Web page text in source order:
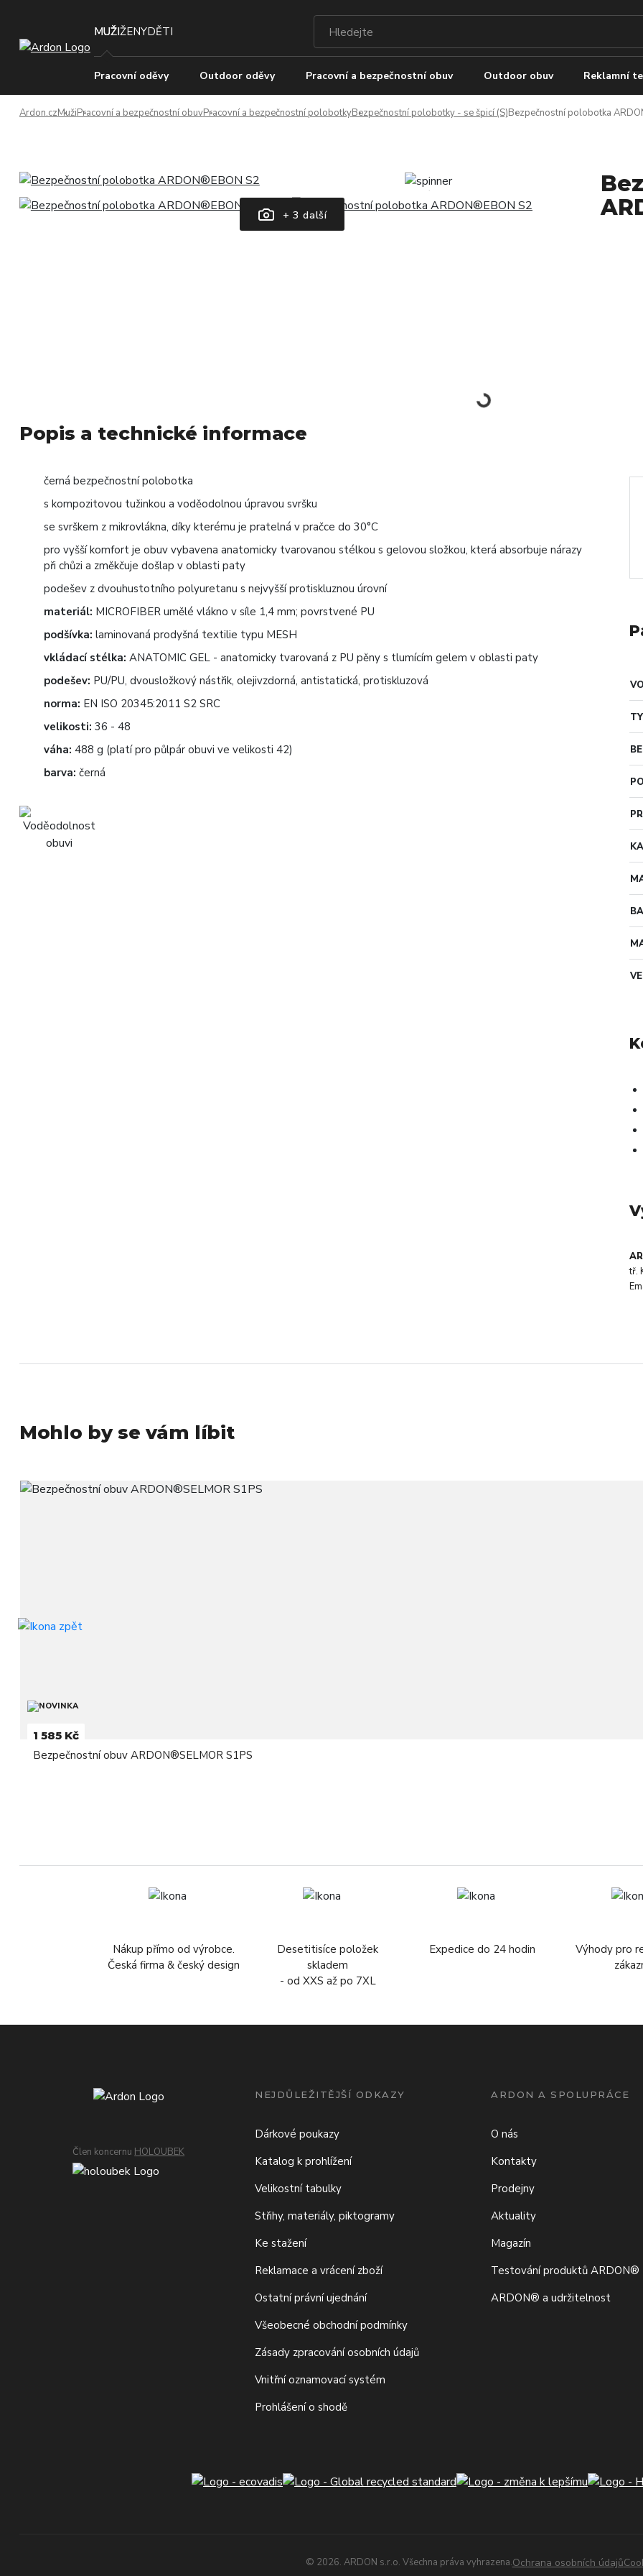
MUŽIŽENYDĚTI
Pracovní oděvy Outdoor oděvy Pracovní a bezpečnostní obuv Outdoor obuv Reklamní
Ardon.czMužiPracovní a bezpečnostní obuvPracovní a bezpečnostní polobotkyBezpečnostní polobotky - se špicí (S)Bezpečnostní polobotka
+ 3 další
Popis a technické informace
černá bezpečnostní polobotka
s kompozitovou tužinkou a voděodolnou úpravou svršku
se svrškem z mikrovlákna, díky kterému je pratelná v pračce do 30°C
pro vyšší komfort je obuv vybavena anatomicky tvarovanou stélkou s gelovou složkou, která absorbuje nárazy
při chůzi a změkčuje došlap v oblasti paty
podešev z dvouhustotního polyuretanu s nejvyšší protiskluznou úrovní
materiál: MICROFIBER umělé vlákno v síle 1,4 mm; povrstvené PU
podšívka: laminovaná prodyšná textilie typu MESH
vkládací stélka: ANATOMIC GEL - anatomicky tvarovaná z PU pěny s tlumícím gelem v oblasti paty
podešev: PU/PU, dvousložkový nástřik, olejivzdorná, antistatická, protiskluzová
norma: EN ISO 20345:2011 S2 SRC
velikosti: 36 - 48
váha: 488 g (platí pro půlpár obuvi ve velikosti 42)
barva: černá
tř.
Mohlo by se vám líbit
1 585 Kč
Bezpečnostní obuv ARDON®SELMOR S1PS
Nákup přímo od výrobce.
Česká firma & český design
Desetitisíce položek
skladem
- od XXS až po 7XL
Expedice do 24 hodin
Výhody pro
Člen koncernu HOLOUBEK
NEJDŮLEŽITĚJŠÍ ODKAZY
Dárkové poukazy
Katalog k prohlížení
Velikostní tabulky
Střihy, materiály, piktogramy
Ke stažení
Reklamace a vrácení zboží
Ostatní právní ujednání
Všeobecné obchodní podmínky
Zásady zpracování osobních údajů
Vnitřní oznamovací systém
Prohlášení o shodě
ARDON A SPOLUPRÁCE
O nás
Kontakty
Prodejny
Aktuality
Magazín
Testování produktů ARDON®
ARDON® a udržitelnost
© 2026. ARDON s.r.o. Všechna práva vyhrazena.Ochrana osobních údajů